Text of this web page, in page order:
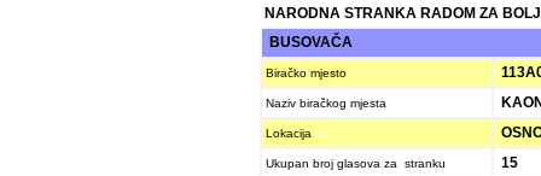
NARODNA STRANKA RADOM ZA
BUSOVAČA
Biračko mjesto
Naziv biračkog mjesta
Lokacija
Ukupan broj glasova za stranku 15